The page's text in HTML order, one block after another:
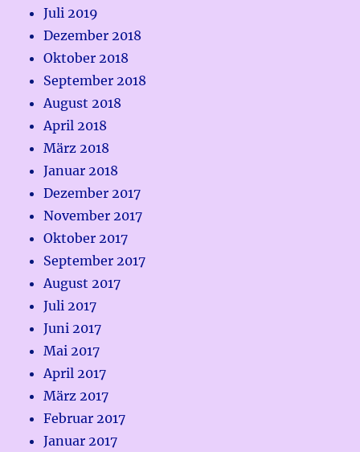
Juli 2019
Dezember 2018
Oktober 2018
September 2018
August 2018
April 2018
März 2018
Januar 2018
Dezember 2017
November 2017
Oktober 2017
September 2017
August 2017
Juli 2017
Juni 2017
Mai 2017
April 2017
März 2017
Februar 2017
Januar 2017